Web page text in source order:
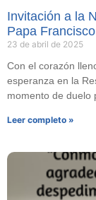
Invitación a la
Papa Francisco
23 de abril de 2025
Con el corazón
esperanza en la
momento de duelo
Leer completo »